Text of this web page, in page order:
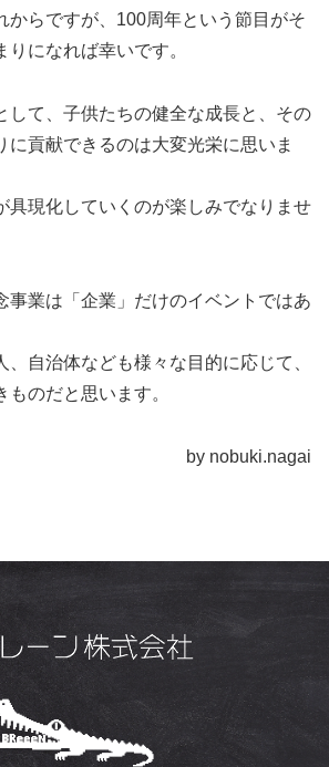
からですが、100周年という節目がそ
になれば幸いです。
して、子供たちの健全な成長と、その
に貢献できるのは大変光栄に思いま
具現化していくのが楽しみでなりませ
事業は「企業」だけのイベントではあ
、自治体なども様々な目的に応じて、
のだと思います。
by nobuki.nagai